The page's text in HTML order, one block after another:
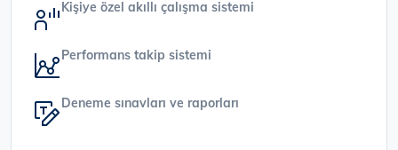
Kişiye özel akıllı çalışma sistemi
Performans takip sistemi
Deneme sınavları ve raporları